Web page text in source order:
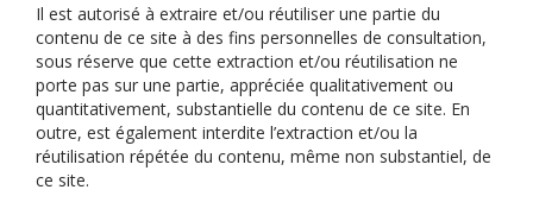
Il est autorisé à extraire et/ou réutiliser une partie du
contenu de ce site à des fins personnelles de consultation,
sous réserve que cette extraction et/ou réutilisation ne
porte pas sur une partie, appréciée qualitativement ou
quantitativement, substantielle du contenu de ce site. En
outre, est également interdite l’extraction et/ou la
réutilisation répétée du contenu, même non substantiel, de
ce site.